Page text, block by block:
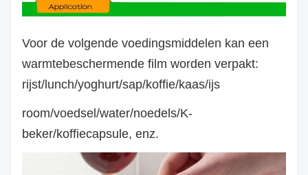
Voor de volgende voedingsmiddelen kan een
warmtebeschermende film worden verpakt:
rijst/lunch/yoghurt/sap/koffie/kaas/ijs
room/voedsel/water/noedels/K-
beker/koffiecapsule, enz.